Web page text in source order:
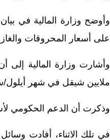
وأوضح وزارة المالية في
على أسعار المحروقات
ملايين شيقل في شهر أيلول/
وذكرت أن الدعم الحكومي لأسعار
في تلك الاثناء، أفادت